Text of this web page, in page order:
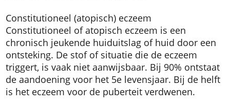
Constitutioneel (atopisch) eczeem
Constitutioneel of atopisch eczeem is een
chronisch jeukende huiduitslag of huid door een
ontsteking. De stof of situatie die de eczeem
triggert, is vaak niet aanwijsbaar. Bij 90% ontstaat
de aandoening voor het 5e levensjaar. Bij de helft
is het eczeem voor de puberteit verdwenen.